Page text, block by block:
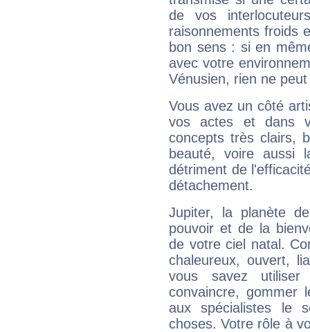
de vos
raisonnements froids
bon sens : si en
avec votre
Vénusien, rien ne
Vous avez un côté
vos actes et dans
concepts très clairs,
beauté, voire aussi
détriment de
détachement.
Jupiter, la planète
pouvoir et de la
de votre ciel natal.
chaleureux, ouvert,
vous savez
convaincre, gommer
aux spécialistes le
choses. Votre rôle à